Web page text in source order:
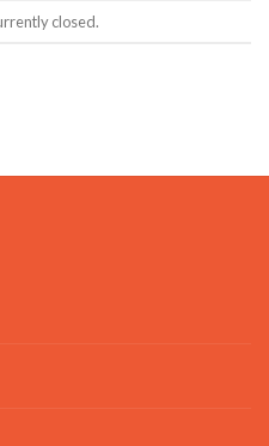
closed.